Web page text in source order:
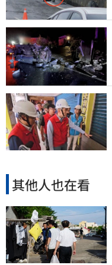
其他人也在看